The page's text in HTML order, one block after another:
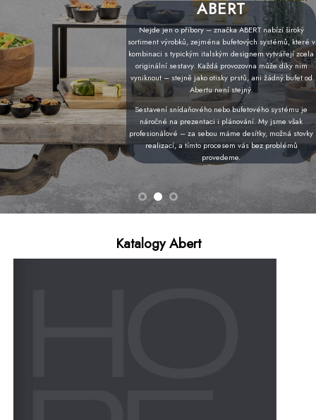
ABERT
Nejde jen o příbory – značka ABERT nabízí široký
sortiment výrobků, zejména bufetových systémů, které v
kombinaci s typickým italským designem vytvářejí zcela
originální sestavy. Každá provozovna může díky nim
vyniknout – stejně jako otisky prstů, ani žádný bufet od
Abertu není stejný.
Sestavení snídaňového nebo bufetového systému je
náročné na prezentaci i plánování. My jsme však
profesionálové – za sebou máme desítky, možná stovky
realizací, a tímto procesem vás bez problémů
provedeme.
Katalogy Abert